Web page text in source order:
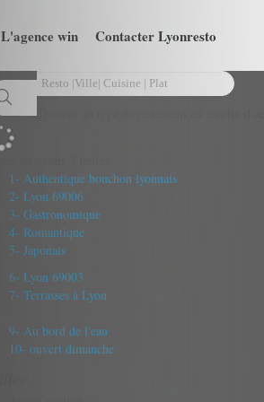
L'agence win Contacter Lyonresto
1- Authentique bouchon lyonnais
2- Lyon 69006
3- Gastronomique
4- Romantique
5- Japonais
6- Lyon 69003
7- Terrasses à Lyon
9- Au bord de l'eau
10- ouvert dimanche